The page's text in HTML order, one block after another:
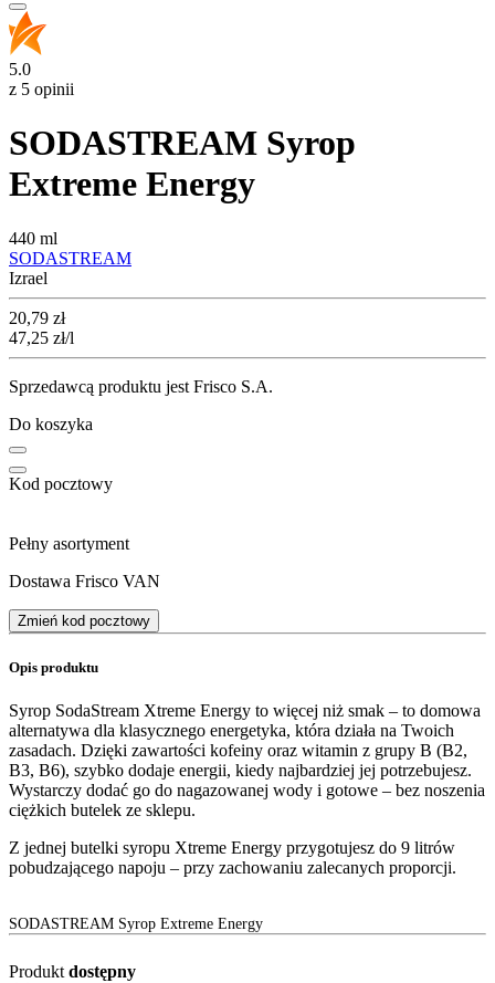
5.0
z 5 opinii
SODASTREAM Syrop
Extreme Energy
440 ml
SODASTREAM
Izrael
Cena
20,79 zł
47,25 zł/l
Sprzedawcą produktu jest Frisco S.A.
Do koszyka
Kod pocztowy
Pełny asortyment
Dostawa Frisco VAN
Zmień kod pocztowy
Opis produktu
Syrop SodaStream Xtreme Energy to więcej niż smak – to domowa
alternatywa dla klasycznego energetyka, która działa na Twoich
zasadach. Dzięki zawartości kofeiny oraz witamin z grupy B (B2,
B3, B6), szybko dodaje energii, kiedy najbardziej jej potrzebujesz.
Wystarczy dodać go do nagazowanej wody i gotowe – bez noszenia
ciężkich butelek ze sklepu.
Z jednej butelki syropu Xtreme Energy przygotujesz do 9 litrów
pobudzającego napoju – przy zachowaniu zalecanych proporcji.
SODASTREAM Syrop Extreme Energy
Produkt dostępny